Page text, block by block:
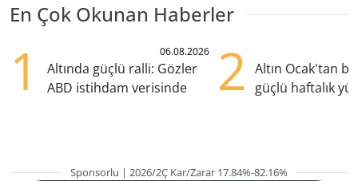
En Çok Okunan Haberler
1 06.08.2026
Altında güçlü ralli: Gözler
ABD istihdam verisinde
2
Altın Ocak'tan
güçlü haftalık
Sponsorlu | 2026/2Ç Kar/Zarar 17.84%-82.16%